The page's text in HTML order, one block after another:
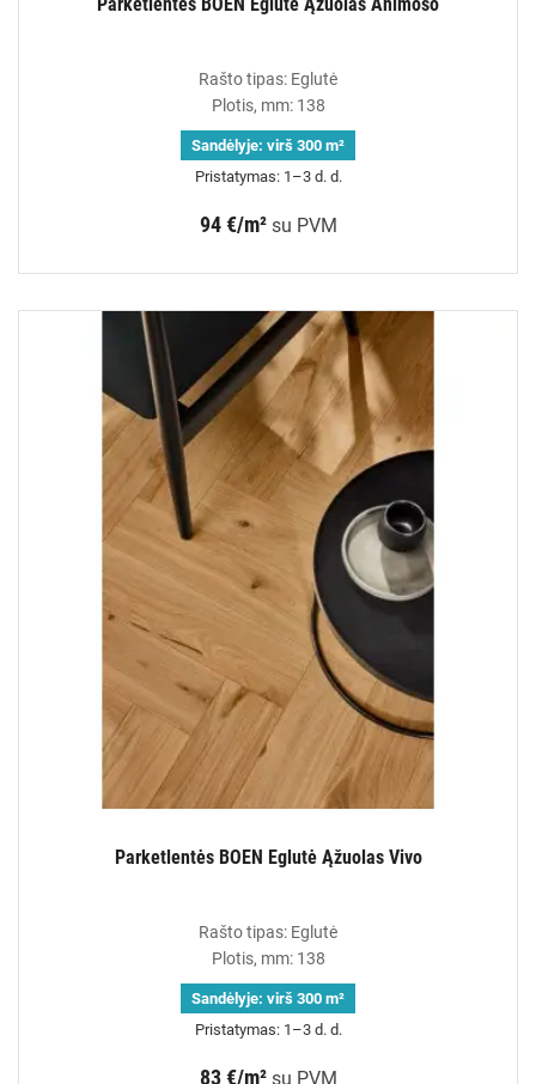
Rašto tipas: Eglutė
Plotis, mm: 138
Sandėlyje: virš 300 m²
Pristatymas: 1–3 d. d.
94 €/m² su PVM
Parketlentės BOEN Eglutė Ąžuolas Vivo
Rašto tipas: Eglutė
Plotis, mm: 138
Sandėlyje: virš 300 m²
Pristatymas: 1–3 d. d.
83 €/m² su PVM